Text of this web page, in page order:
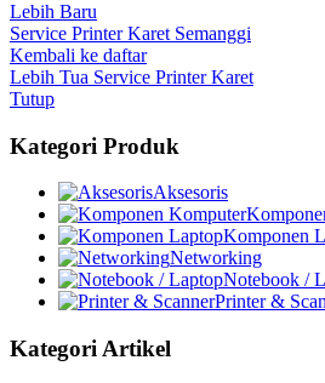
Lebih Baru
Service Printer Karet Semanggi
Kembali ke daftar
Lebih Tua Service Printer Karet
Tutup
Kategori Produk
Aksesoris
Komponen
Networking
Notebook /
Printer &
Kategori Artikel